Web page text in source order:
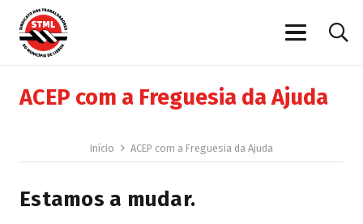
ACEP com a Freguesia da Ajuda
Início ACEP com a Freguesia da Ajuda
Estamos a mudar.